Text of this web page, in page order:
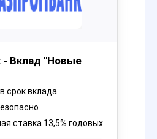
- Вклад "Новые
срок вклада
ставка 13,5% годовых